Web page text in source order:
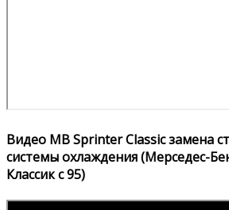
Видео MB Sprinter Classic замена
системы охлаждения (Мерседес-
Классик с 95)